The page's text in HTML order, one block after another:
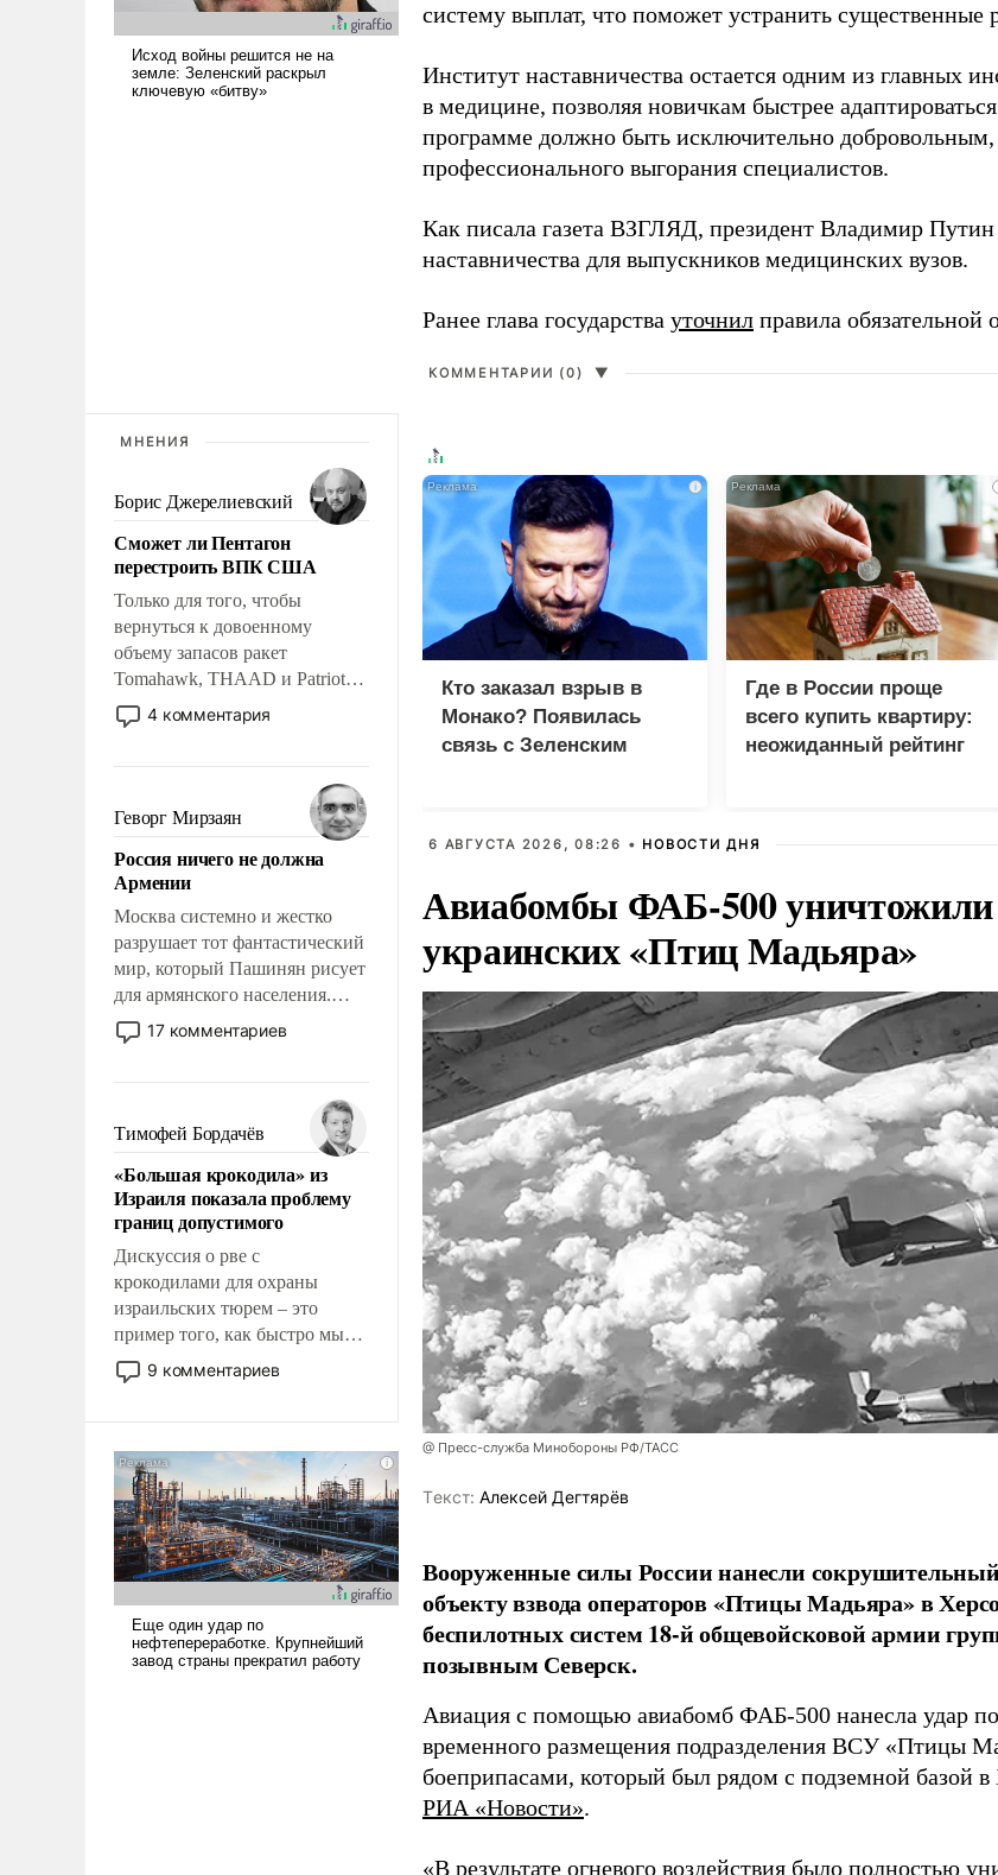
МНЕНИЯ
Борис Джерелиевский
Сможет ли Пентагон
перестроить ВПК США
Только для того, чтобы
вернуться к довоенному
объему запасов ракет
Tomahawk, THAAD и Patriot
США потребуется более трех
лет. Даже небольшая война с
Сложившаяся ситуация
означает многолетний период
уязвимости США, например,
перед Китаем.
4 комментария
Геворг Мирзаян
Россия ничего не должна
Армении
Москва системно и жестко
разрушает тот фантастический
мир, который Пашинян рисует
для армянского населения.
Мир, где политические
прожекты будут безусловно
налогоплательщиков и где
Еревану за свои поступки не
нужно отвечать.
17 комментариев
Тимофей Бордачёв
«Большая крокодила» из
Израиля показала проблему
границ допустимого
Дискуссия о рве с
крокодилами для охраны
израильских тюрем – это
пример того, как быстро мы
двигаемся по пути
революционных изменений.
псевдонаучной фантастики,
стало всерьез обсуждаемой
идеей.
9 комментариев
систему выплат, что поможет устранить существенные
Институт наставничества остается одним из главных
в медицине, позволяя новичкам быстрее
программе должно быть исключительно добровольным,
профессионального выгорания специалистов.
Как писала газета ВЗГЛЯД, президент Владимир Путин
наставничества для выпускников медицинских вузов.
Ранее глава государства уточнил правила обязательной
КОММЕНТАРИИ (0) ▼
i
Кто заказал взрыв в
Монако? Появилась
связь с Зеленским
Где в России проще
всего купить квартиру:
неожиданный рейтинг
6 АВГУСТА 2026, 08:26 • НОВОСТИ ДНЯ
Авиабомбы ФАБ-500 уничтожили
украинских «Птиц Мадьяра»
@ Пресс-служба Минобороны РФ/ТАСС
Tекст: Алексей Дегтярёв
Вооруженные силы России нанесли
объекту взвода операторов «Птицы Мадьяра» в
беспилотных систем 18-й общевойсковой армии
позывным Северск.
Авиация с помощью авиабомб ФАБ-500 нанесла удар
временного размещения подразделения ВСУ «Птицы
боеприпасами, который был рядом с подземной базой
РИА «Новости».
«В результате огневого воздействия было полностью